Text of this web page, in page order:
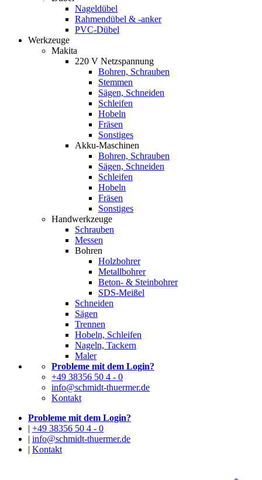
Nageldübel
Rahmendübel & -anker
PVC-Dübel
Werkzeuge
Makita
220 V Netzspannung
Bohren, Schrauben
Stemmen
Sägen, Schneiden
Schleifen
Hobeln
Fräsen
Sonstiges
Akku-Maschinen
Bohren, Schrauben
Sägen, Schneiden
Schleifen
Hobeln
Fräsen
Sonstiges
Handwerkzeuge
Schrauben
Messen
Bohren
Holzbohrer
Metallbohrer
Beton- & Steinbohrer
SDS-Meißel
Schneiden
Sägen
Trennen
Hobeln, Schleifen
Nageln, Tackern
Maler
Probleme mit dem Login?
+49 38356 50 4 - 0
info@schmidt-thuermer.de
Kontakt
Probleme mit dem Login?
| +49 38356 50 4 - 0
| info@schmidt-thuermer.de
| Kontakt